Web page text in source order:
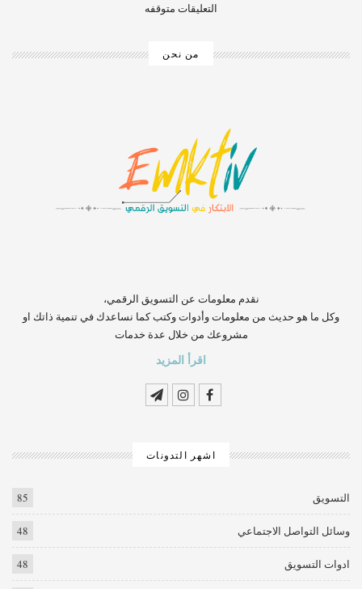
التعليقات متوقفه
من نحن
‏‏‏‏‏‏‏‏‏‏‏‏‏‏‏‏‏‏‏‏‏‏‏‏‏‏‏‏‏‏‏نقدم معلومات عن التسويق الرقمي،
وكل ما هو حديث من معلومات وأدوات وكتب كما نساعدك في تنمية ذاتك او
مشروعك من خلال عدة خدمات
اقرأ المزيد
اشهر التدونات
التسويق 85
وسائل التواصل الاجتماعي 48
ادوات التسويق 48